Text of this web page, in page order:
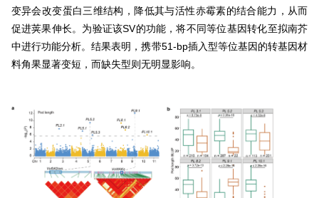
变异会改变蛋白三维结构，降低其与活性赤霉素的结合能力，从而
促进荚果伸长。为验证该SV的功能，将不同等位基因转化至拟南芥
中进行功能分析。结果表明，携带51-bp插入型等位基因的转基因材
料角果显著变短，而缺失型则无明显影响。